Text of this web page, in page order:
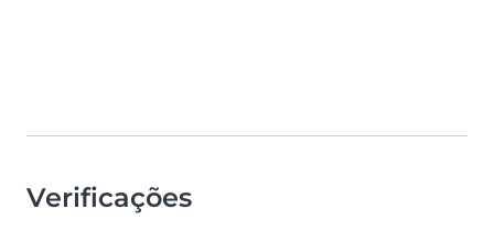
Verificações